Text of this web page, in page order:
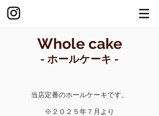
Whole cake
- ​ホールケーキ -
​当店定番のホールケーキです。
※​２０２５年７月より